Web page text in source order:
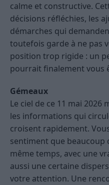
calme et constructive.
décisions réfléchies, les
démarches qui
toutefois garde à ne pas
position trop rigide : un
pourrait finalement vous
Gémeaux
Le ciel de ce 11 mai 2026
les informations qui
croisent rapidement.
sentiment que beaucoup
même temps, avec une
aussi une certaine
votre attention. Une